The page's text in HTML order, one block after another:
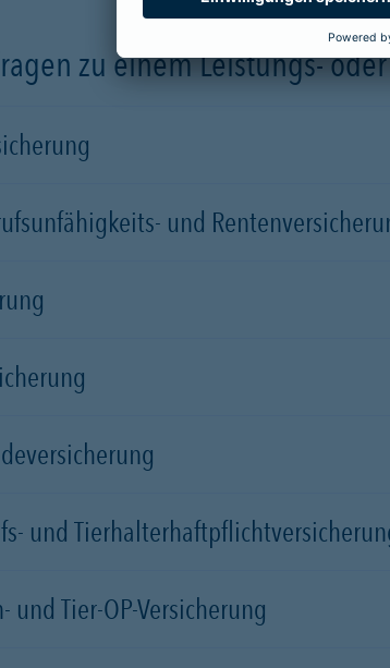
zu einem Leistungs-
und
und
und Tier-OP-Versicherung